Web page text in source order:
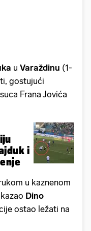
u Varaždinu (1-
gostujući
Frana Jovića
i
u kaznenom
Dino
ostao ležati na